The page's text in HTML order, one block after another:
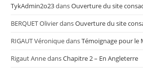
TykAdmin2o23dansOuverture du site
BERQUET OlivierdansOuverture du site
RIGAUT VéroniquedansTémoignage pour le
Rigaut AnnedansChapitre 2 – En Angleterre